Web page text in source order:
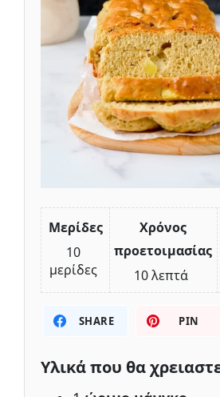
Μερίδες
10
μερίδες
Χρόνος
προετοιμασίας
10 λεπτά
SHARE PIN
Υλικά που θα